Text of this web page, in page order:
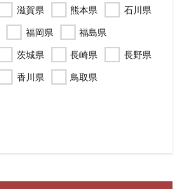
滋賀県 熊本県
石川県
福岡県
福島県
茨城県 長崎県
長野県
香川県
鳥取県